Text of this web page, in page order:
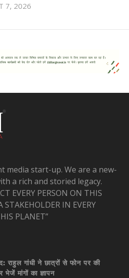
7, 2026
media start-up. We are a new-
a rich and storied legacy.
EVERY PERSON ON THIS
STAKEHOLDER IN EVERY
PLANET”
राहुल गांधी ने छात्रों से फोन पर की
मांगों का ज्ञापन